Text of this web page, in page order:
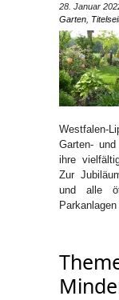
28. Januar
Garten
Garten-
ihre
Zur
und alle